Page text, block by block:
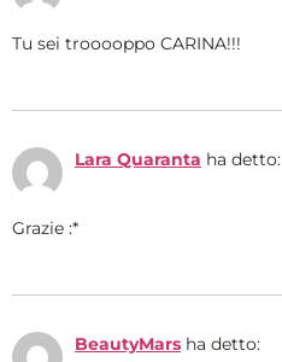
Tu sei trooooppo CARINA!!!
Lara Quaranta ha detto:
Grazie :*
BeautyMars ha detto: